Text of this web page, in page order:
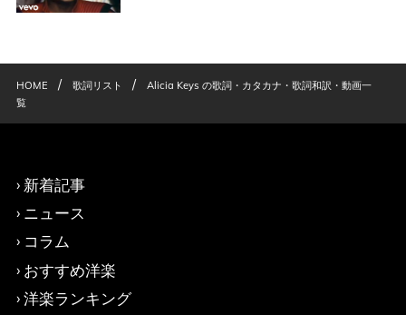
HOME / 歌詞リスト /
Alicia Keys の歌詞・カタカナ・歌詞和訳・動画一
覧
新着記事
ニュース
コラム
おすすめ洋楽
洋楽ランキング